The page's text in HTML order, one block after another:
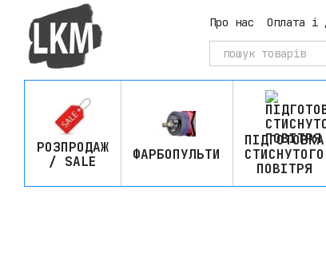
Перейти до основного контенту
Про нас Оплата і
РОЗПРОДАЖ
/ SALE
ФАРБОПУЛЬТИ
ПІДГОТОВКА
СТИСНУТОГО
ПОВІТРЯ